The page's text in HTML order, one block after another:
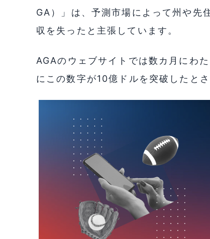
GA）」は、予測市場によって州や先
収を失ったと主張しています。
AGAのウェブサイトでは数カ月にわ
にこの数字が10億ドルを突破したとさ